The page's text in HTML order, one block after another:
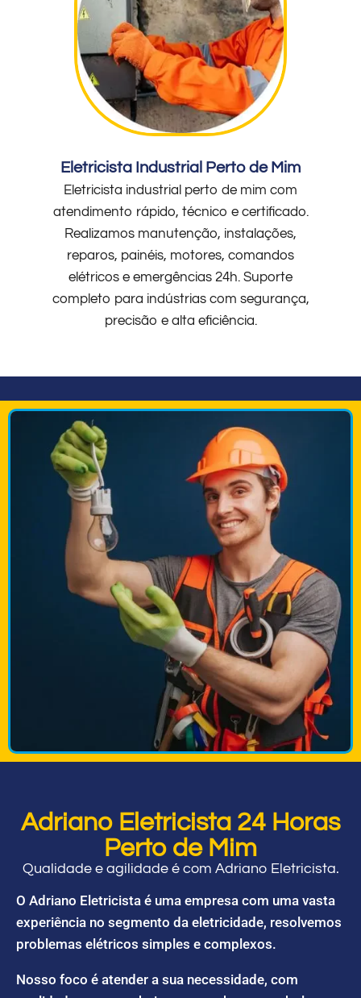
Eletricista Industrial Perto de Mim
Eletricista industrial perto de mim com
atendimento rápido, técnico e certificado.
Realizamos manutenção, instalações,
reparos, painéis, motores, comandos
elétricos e emergências 24h. Suporte
completo para indústrias com segurança,
precisão e alta eficiência.
Adriano Eletricista 24 Horas
Perto de Mim
Qualidade e agilidade é com Adriano Eletricista.
O Adriano Eletricista é uma empresa com uma vasta
experiência no segmento da eletricidade, resolvemos
problemas elétricos simples e complexos.
Nosso foco é atender a sua necessidade, com